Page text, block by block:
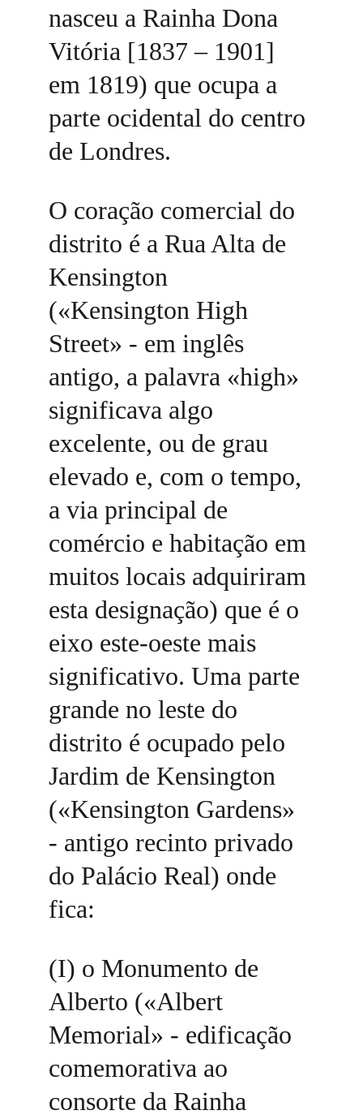
nasceu a Rainha Dona
Vitória [1837 – 1901]
em 1819) que ocupa a
parte ocidental do centro
de Londres.
O coração comercial do
distrito é a Rua Alta de
Kensington
(«Kensington High
Street» - em inglês
antigo, a palavra «high»
significava algo
excelente, ou de grau
elevado e, com o tempo,
a via principal de
comércio e habitação em
muitos locais adquiriram
esta designação) que é o
eixo este-oeste mais
significativo. Uma parte
grande no leste do
distrito é ocupado pelo
Jardim de Kensington
(«Kensington Gardens»
- antigo recinto privado
do Palácio Real) onde
fica:
(I) o Monumento de
Alberto («Albert
Memorial» - edificação
comemorativa ao
consorte da Rainha